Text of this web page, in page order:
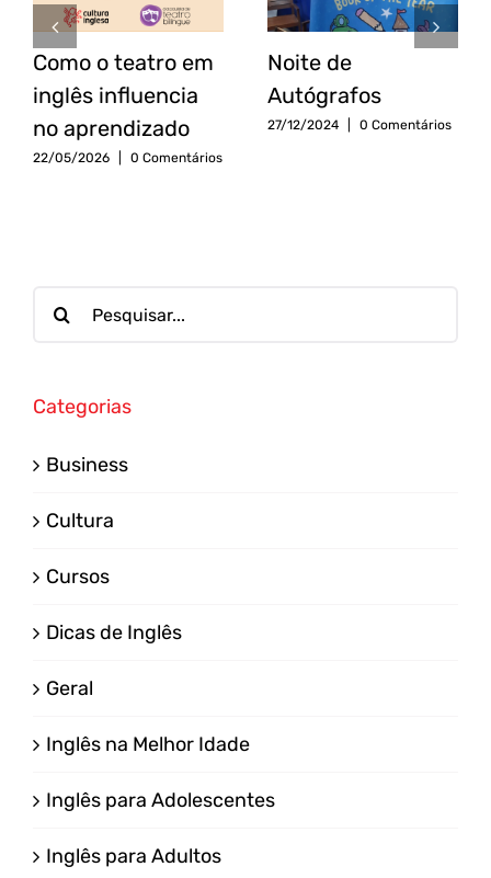
Como o teatro em
inglês influencia
no aprendizado
22/05/2026 0 Comentários
Noite de
Autógrafos
27/12/2024 0 Comentários
Categorias
Business
Cultura
Cursos
Dicas de Inglês
Geral
Inglês na Melhor Idade
Inglês para Adolescentes
Inglês para Adultos